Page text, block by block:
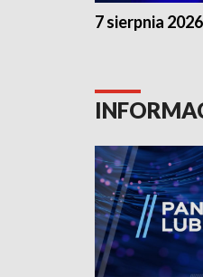
7 sierpnia 2026